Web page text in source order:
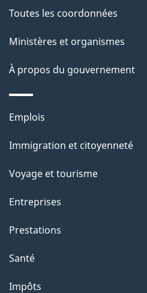
p
a
g
e
Toutes les coordonnées
Ministères et organismes
À propos du gouvernement
Thèmes
sujets
Emplois
Immigration et citoyenneté
Voyage et tourisme
Entreprises
Prestations
Santé
Impôts